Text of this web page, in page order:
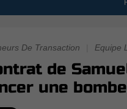
De Transaction Equipe
de
une bombe